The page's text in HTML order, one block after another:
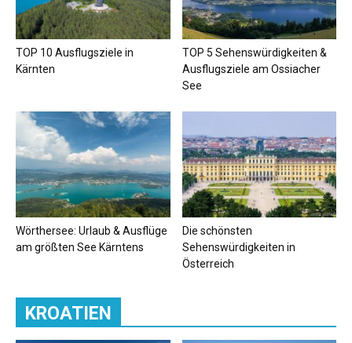
TOP 10 Ausflugsziele in
Kärnten
TOP 5 Sehenswürdigkeiten &
Ausflugsziele am Ossiacher
See
Wörthersee: Urlaub & Ausflüge
am größten See Kärntens
Die schönsten
Sehenswürdigkeiten in
Österreich
KROATIEN